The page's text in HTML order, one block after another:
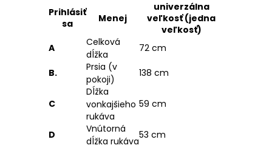
Prihlásiť
sa
Menej
univerzálna
veľkosť (jedna
veľkosť)
A
Celková
dĺžka
72 cm
B.
Prsia (v
pokoji)
138 cm
C
Dĺžka
vonkajšieho
rukáva
59 cm
D
Vnútorná
dĺžka rukáva
53 cm